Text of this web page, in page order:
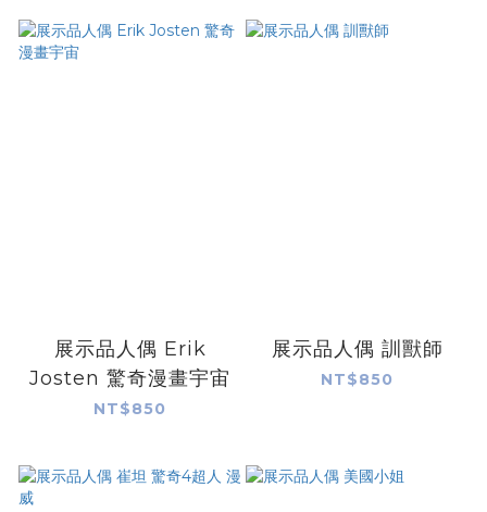
展示品人偶 Erik
Josten 驚奇漫畫宇宙
NT$850
展示品人偶 訓獸師
NT$850